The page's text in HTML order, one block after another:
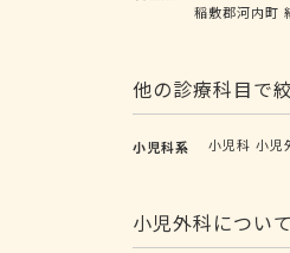
稲敷郡河内町
他の診療科目で
小児科系 小児科 小児
小児外科について